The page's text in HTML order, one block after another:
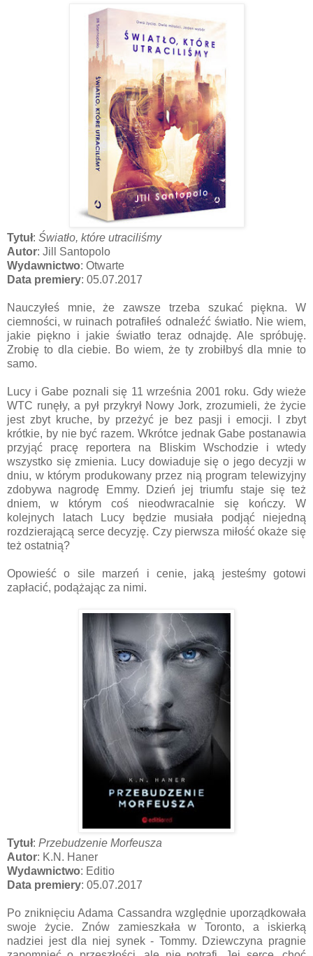
Tytuł: Światło, które utraciliśmy
Autor: Jill Santopolo
Wydawnictwo: Otwarte
Data premiery: 05.07.2017
Nauczyłeś mnie, że zawsze trzeba szukać piękna. W
ciemności, w ruinach potrafiłeś odnaleźć światło. Nie wiem,
jakie piękno i jakie światło teraz odnajdę. Ale spróbuję.
Zrobię to dla ciebie. Bo wiem, że ty zrobiłbyś dla mnie to
samo.
Lucy i Gabe poznali się 11 września 2001 roku. Gdy wieże
WTC runęły, a pył przykrył Nowy Jork, zrozumieli, że życie
jest zbyt kruche, by przeżyć je bez pasji i emocji. I zbyt
krótkie, by nie być razem. Wkrótce jednak Gabe postanawia
przyjąć pracę reportera na Bliskim Wschodzie i wtedy
wszystko się zmienia. Lucy dowiaduje się o jego decyzji w
dniu, w którym produkowany przez nią program telewizyjny
zdobywa nagrodę Emmy. Dzień jej triumfu staje się też
dniem, w którym coś nieodwracalnie się kończy. W
kolejnych latach Lucy będzie musiała podjąć niejedną
rozdzierającą serce decyzję. Czy pierwsza miłość okaże się
też ostatnią?
Opowieść o sile marzeń i cenie, jaką jesteśmy gotowi
zapłacić, podążając za nimi.
Tytuł: Przebudzenie Morfeusza
Autor: K.N. Haner
Wydawnictwo: Editio
Data premiery: 05.07.2017
Po zniknięciu Adama Cassandra względnie uporządkowała
swoje życie. Znów zamieszkała w Toronto, a iskierką
nadziei jest dla niej synek - Tommy. Dziewczyna pragnie